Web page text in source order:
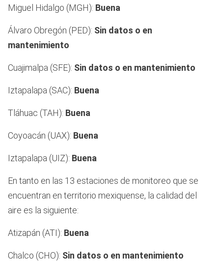
Miguel Hidalgo (MGH): Buena
Álvaro Obregón (PED): Sin datos o en
mantenimiento
Cuajimalpa (SFE): Sin datos o en mantenimiento
Iztapalapa (SAC): Buena
Tláhuac (TAH): Buena
Coyoacán (UAX): Buena
Iztapalapa (UIZ): Buena
En tanto en las 13 estaciones de monitoreo que se
encuentran en territorio mexiquense, la calidad del
aire es la siguiente:
Atizapán (ATI): Buena
Chalco (CHO): Sin datos o en mantenimiento